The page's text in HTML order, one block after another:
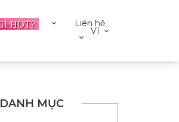
Liên hệ
VI
DANH MỤC